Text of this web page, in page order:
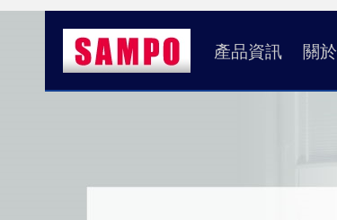
產品資訊 關